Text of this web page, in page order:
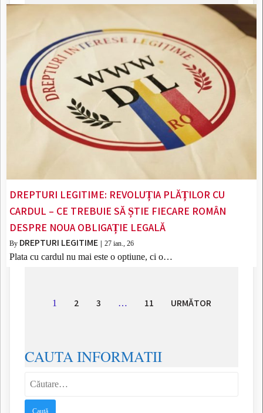
DREPTURI LEGITIME: REVOLUȚIA PLĂȚILOR CU
CARDUL – CE TREBUIE SĂ ȘTIE FIECARE ROMÂN
DESPRE NOUA OBLIGAȚIE LEGALĂ
By DREPTURI LEGITIME | 27 ian., 26
Plata cu cardul nu mai este o optiune, ci o…
1 2 3 … 11 URMĂTOR
CAUTA INFORMATII